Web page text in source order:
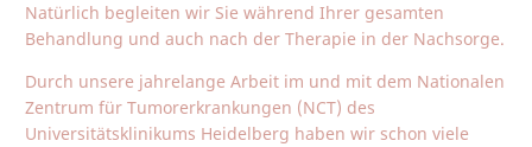
Natürlich begleiten wir Sie während Ihrer gesamten
Behandlung und auch nach der Therapie in der Nachsorge.
Durch unsere jahrelange Arbeit im und mit dem Nationalen
Zentrum für Tumorerkrankungen (NCT) des
Universitätsklinikums Heidelberg haben wir schon viele